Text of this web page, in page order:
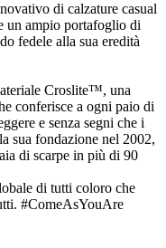
di calzature casual
un ampio portafoglio di
fedele alla sua eredità
Croslite™, una
conferisce a ogni paio di
e senza segni che i
sua fondazione nel 2002,
di scarpe in più di 90
di tutti coloro che
#ComeAsYouAre